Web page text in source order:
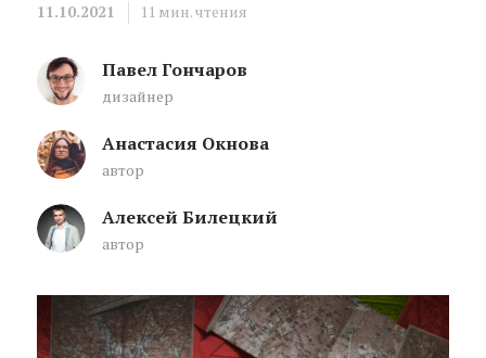
11.10.2021 11 мин. чтения
Павел Гончаров
дизайнер
Анастасия Окнова
автор
Алексей Билецкий
автор
Как искать предков в Республике